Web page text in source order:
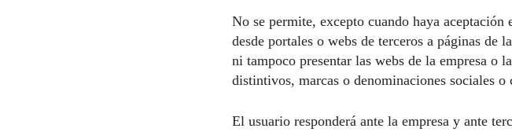
No se permite, excepto cuando haya aceptación
desde portales o webs de terceros a páginas de
ni tampoco presentar las webs de la empresa o
distintivos, marcas o denominaciones sociales
El usuario responderá ante la empresa y ante